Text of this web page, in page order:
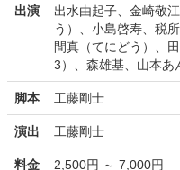
出演
出水由起子、金崎敬
う）、小島啓寿、税
間真（てにどう）、
3）、森雄基、山本あ
脚本 工藤剛士
演出 工藤剛士
料金 2,500円 ～ 7,000円